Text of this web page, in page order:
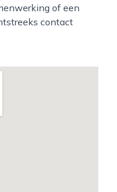
of een
contact